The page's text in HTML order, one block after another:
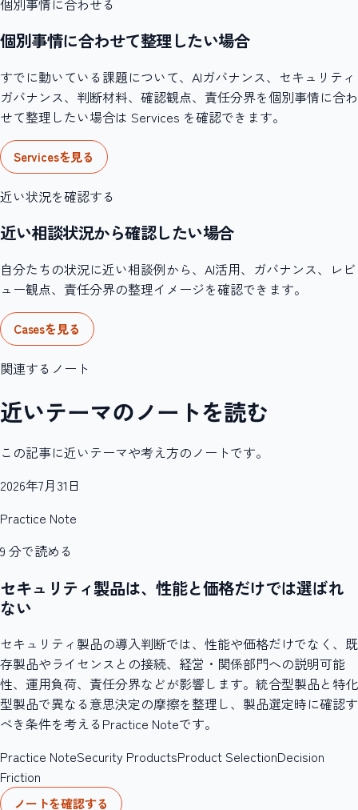
個別事情に合わせる
個別事情に合わせて整理したい場合
すでに動いている課題について、AIガバナンス、セキュリティ
ガバナンス、判断材料、確認観点、責任分界を個別事情に合わ
せて整理したい場合は Services を確認できます。
Servicesを見る
近い状況を確認する
近い相談状況から確認したい場合
自分たちの状況に近い相談例から、AI活用、ガバナンス、レビ
ュー観点、責任分界の整理イメージを確認できます。
Casesを見る
関連するノート
近いテーマのノートを読む
この記事に近いテーマや考え方のノートです。
2026年7月31日
Practice Note
9 分で読める
セキュリティ製品は、性能と価格だけでは選ばれ
ない
セキュリティ製品の導入判断では、性能や価格だけでなく、既
存製品やライセンスとの接続、経営・関係部門への説明可能
性、運用負荷、責任分界などが影響します。統合型製品と特化
型製品で異なる意思決定の摩擦を整理し、製品選定時に確認す
べき条件を考えるPractice Noteです。
Practice NoteSecurity ProductsProduct SelectionDecision
Friction
ノートを確認する